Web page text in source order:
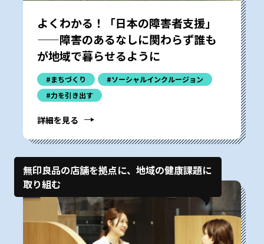
よくわかる！「日本の障害者支援」
——障害のあるなしに関わらず誰も
が地域で暮らせるように
#まちづくり
#ソーシャルインクルージョン
#力を引き出す
詳細を見る
無印良品の店舗を拠点に、地域の健康課題に
取り組む